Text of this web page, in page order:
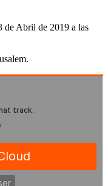
de Abril de 2019 a las